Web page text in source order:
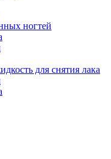
ногтей
для снятия лака